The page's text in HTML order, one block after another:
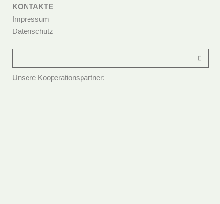
KONTAKTE
Impressum
Datenschutz
Unsere Kooperationspartner: